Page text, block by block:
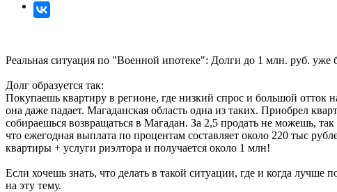
Реальная ситуация по "Военной ипотеке": Долги до 1 млн. руб. уже
Долг образуется так:
Покупаешь квартиру в регионе, где низкий спрос и большой отток
она даже падает. Магаданская область одна из таких. Приобрел
собираешься возвращаться в Магадан. За 2,5 продать не можешь,
что ежегодная выплата по процентам составляет около 220 тыс
квартиры + услуги риэлтора и получается около 1 млн!
Если хочешь знать, что делать в такой ситуации, где и когда
на эту тему.